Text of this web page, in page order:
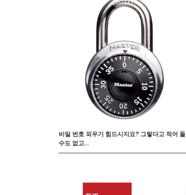
비밀 번호 외우기 힘드시지요? 그렇다고 적어 둘
수도 없고…